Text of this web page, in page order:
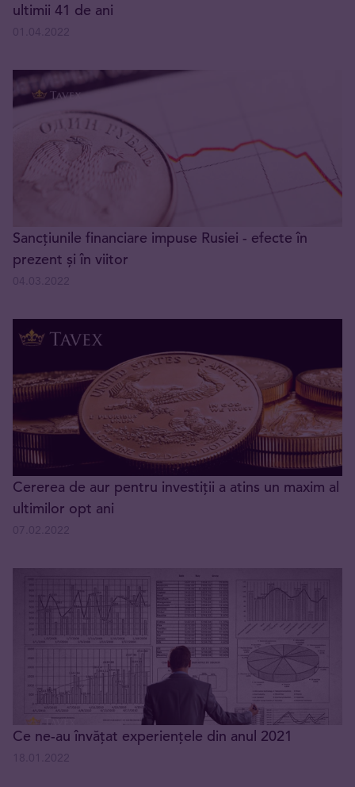
ultimii 41 de ani
Sancțiunile financiare impuse Rusiei - efecte în
prezent și în viitor
Cererea de aur pentru investiții a atins un maxim al
ultimilor opt ani
Ce ne-au învățat experiențele din anul 2021